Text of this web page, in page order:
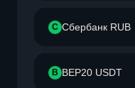
С Сбербанк RUB
B BEP20 USDT